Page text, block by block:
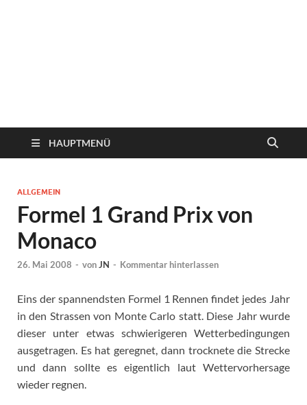
HAUPTMENÜ
ALLGEMEIN
Formel 1 Grand Prix von
Monaco
26. Mai 2008 - vonJN - Kommentar hinterlassen
Eins der spannendsten Formel 1 Rennen findet jedes Jahr
in den Strassen von Monte Carlo statt. Diese Jahr wurde
dieser unter etwas schwierigeren Wetterbedingungen
ausgetragen. Es hat geregnet, dann trocknete die Strecke
und dann sollte es eigentlich laut Wettervorhersage
wieder regnen.